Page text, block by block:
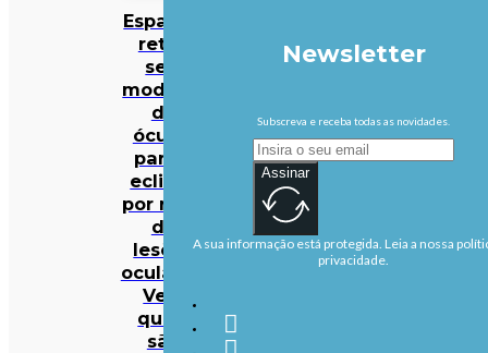
Espanha
retira
seis
modelos
de
óculos
para o
eclipse
por risco
de
lesões
oculares.
Veja
quais
são
Newsletter
Subscreva e receba todas as novidades.
Assinar
A sua informação está protegida. Leia a nossa
privacidade.